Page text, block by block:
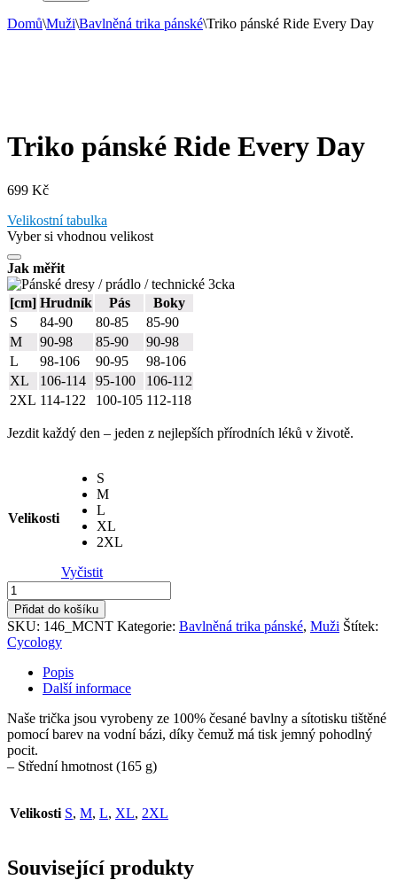
Domů\Muži\Bavlněná trika pánské\Triko pánské Ride Every Day
Triko pánské Ride Every Day
699 Kč
Velikostní tabulka
Vyber si vhodnou velikost
Jak měřit
[cm] Hrudník Pás
Boky
S
84-90 80-85
85-90
M
90-98 85-90
90-98
L
98-106 90-95
98-106
XL
106-114 95-100
106-112
2XL 114-122 100-105 112-118
Jezdit každý den – jeden z nejlepších přírodních léků v životě.
Velikosti
S
M
L
XL
2XL
Vyčistit
Triko
pánské
Ride
Every
Day
množství
Přidat do košíku
SKU: 146_MCNT Kategorie: Bavlněná trika pánské, Muži Štítek:
Cycology
Popis
Další informace
Naše trička jsou vyrobeny ze 100% česané bavlny a sítotisku tištěné
pomocí barev na vodní bázi, díky čemuž má tisk jemný pohodlný
pocit.
– Střední hmotnost (165 g)
Velikosti S, M, L, XL, 2XL
Související produkty